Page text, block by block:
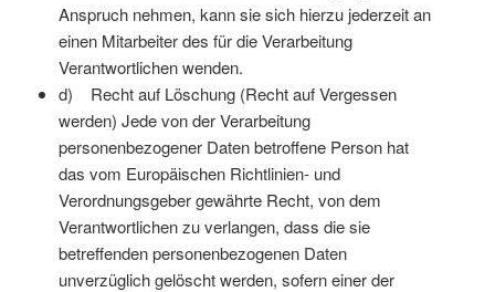
Anspruch nehmen, kann sie sich hierzu jederzeit an
einen Mitarbeiter des für die Verarbeitung
Verantwortlichen wenden.
d) Recht auf Löschung (Recht auf Vergessen
werden) Jede von der Verarbeitung
personenbezogener Daten betroffene Person hat
das vom Europäischen Richtlinien- und
Verordnungsgeber gewährte Recht, von dem
Verantwortlichen zu verlangen, dass die sie
betreffenden personenbezogenen Daten
unverzüglich gelöscht werden, sofern einer der